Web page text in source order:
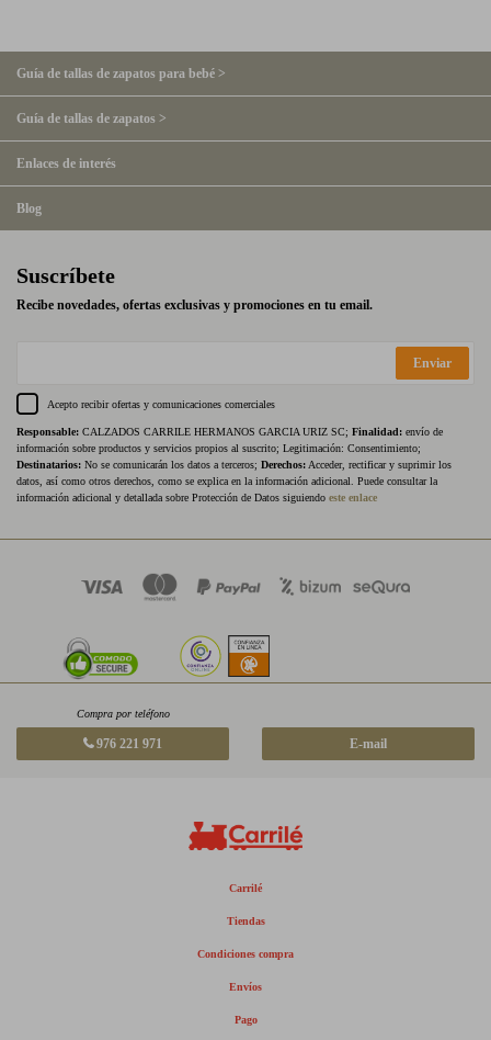
Guía de tallas de zapatos para bebé >
Guía de tallas de zapatos >
Enlaces de interés
Blog
Suscríbete
Recibe novedades, ofertas exclusivas y promociones en tu email.
Enviar
Acepto recibir ofertas y comunicaciones comerciales
Responsable: CALZADOS CARRILE HERMANOS GARCIA URIZ SC; Finalidad: envío de
información sobre productos y servicios propios al suscrito; Legitimación: Consentimiento;
Destinatarios: No se comunicarán los datos a terceros; Derechos:Acceder, rectificar y suprimir los
datos, así como otros derechos, como se explica en la información adicional. Puede consultar la
información adicional y detallada sobre Protección de Datos siguiendo este enlace
Compra por teléfono
976 221 971 E-mail
Carrilé
Tiendas
Condiciones compra
Envíos
Pago